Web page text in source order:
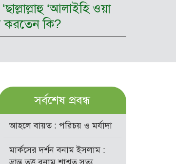
‘আলাইহি ওয়া
করতেন কি?
সর্বশেষ প্রবন্ধ
আহলে বায়ত : পরিচয় ও মর্যাদা
মার্কসের দর্শন বনাম ইসলাম :